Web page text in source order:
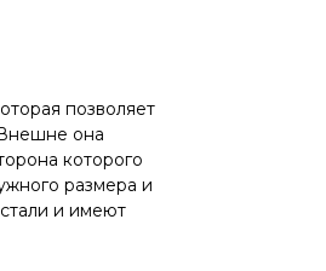
позволяет
она
которого
размера и
и имеют